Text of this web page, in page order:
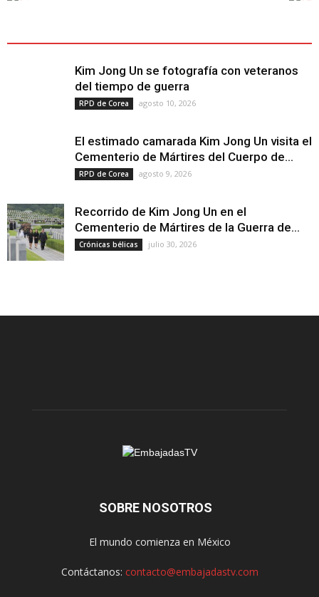
Kim Jong Un se fotografía con veteranos
del tiempo de guerra
RPD de Corea agosto 10, 2026
El estimado camarada Kim Jong Un visita el
Cementerio de Mártires del Cuerpo de...
RPD de Corea agosto 9, 2026
Recorrido de Kim Jong Un en el
Cementerio de Mártires de la Guerra de...
Crónicas bélicas julio 30, 2026
SOBRE NOSOTROS
El mundo comienza en México
Contáctanos: contacto@embajadastv.com